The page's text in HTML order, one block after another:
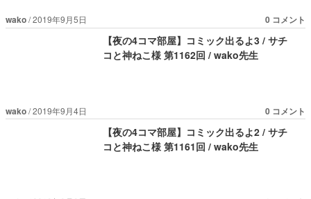
wako 2019年9月5日 0 コメント
【夜の4コマ部屋】コミック出るよ3 / サチ
コと神ねこ様 第1162回 / wako先生
wako 2019年9月4日 0 コメント
【夜の4コマ部屋】コミック出るよ2 / サチ
コと神ねこ様 第1161回 / wako先生